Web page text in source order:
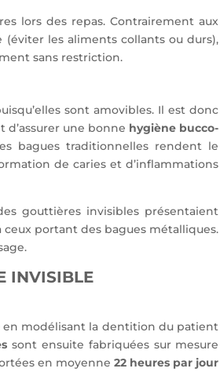
lors des repas. Contrairement aux
les aliments collants ou durs),
sans restriction.
sont amovibles. Il est donc
d’assurer une bonne hygiène bucco-
bagues traditionnelles rendent le
de caries et d’inflammations
gouttières invisibles présentaient
portant des bagues métalliques.
INVISIBLE
en modélisant la dentition du patient
sont ensuite fabriquées sur mesure
en moyenne22 heures par jour